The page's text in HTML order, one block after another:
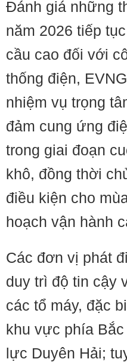
Đánh giá những
năm 2026 tiếp
cầu cao đối với
thống điện,
nhiệm vụ trọng
đảm cung ứng
trong giai đoạn
khô, đồng thời
điều kiện cho
hoạch vận hành
Các đơn vị phát
duy trì độ tin cậy
các tổ máy, đặc
khu vực phía
lực Duyên Hải;